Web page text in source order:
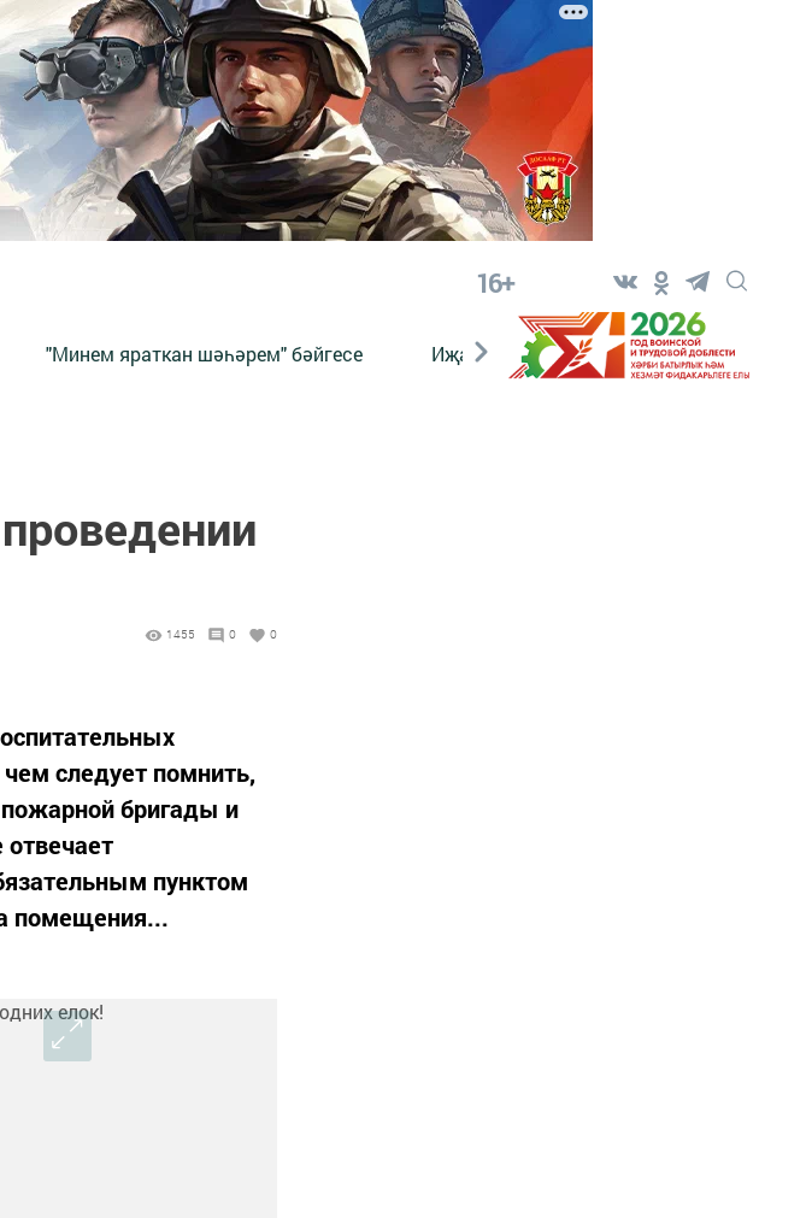
16+
"Минем яраткан шәһәрем" бәйгесе Иҗат Реклама Онлайн
1455 0 0
следует помнить,
бригады и
пунктом
помещения...